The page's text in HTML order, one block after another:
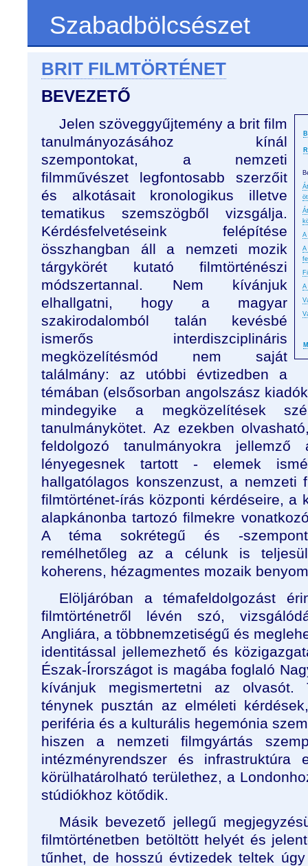
Szabadbölcsészet
BRIT FILMTÖRTÉNET
BEVEZETŐ
A
A
A
Jelen szöveggyűjtemény a brit film
tanulmányozásához kínál
szempontokat, a nemzeti
filmművészet legfontosabb szerzőit
és alkotásait kronologikus illetve
tematikus szemszögből vizsgálja.
Kérdésfelvetéseink felépítése
összhangban áll a nemzeti mozik
tárgykörét kutató filmtörténészi
módszertannal. Nem kívánjuk
elhallgatni, hogy a magyar
szakirodalomból talán kevésbé
ismerős interdiszciplináris
megközelítésmód nem saját
találmány: az utóbbi évtizedben a
témában (elsősorban angolszász
mindegyike a megközelítések
tanulmánykötet. Az ezekben
feldolgozó tanulmányokra
lényegesnek tartott - elemek
hallgatólagos konszenzust, a nemzeti
filmtörténet-írás központi kérdéseire, a
alapkánonba tartozó filmekre
A téma sokrétegű és -
remélhetőleg az a célunk is
koherens, hézagmentes mozaik
Elöljáróban a témafeldolgozást
filmtörténetről lévén szó,
Angliára, a többnemzetiségű és
identitással jellemezhető és
Észak-Írországot is magába foglaló
kívánjuk megismertetni az olvasót.
ténynek pusztán az elméleti
periféria és a kulturális hegemónia
hiszen a nemzeti filmgyártás
intézményrendszer és
körülhatárolható területhez, a
stúdiókhoz kötődik.
Másik bevezető jellegű
filmtörténetben betöltött helyét és
tűnhet, de hosszú évtizedek teltek